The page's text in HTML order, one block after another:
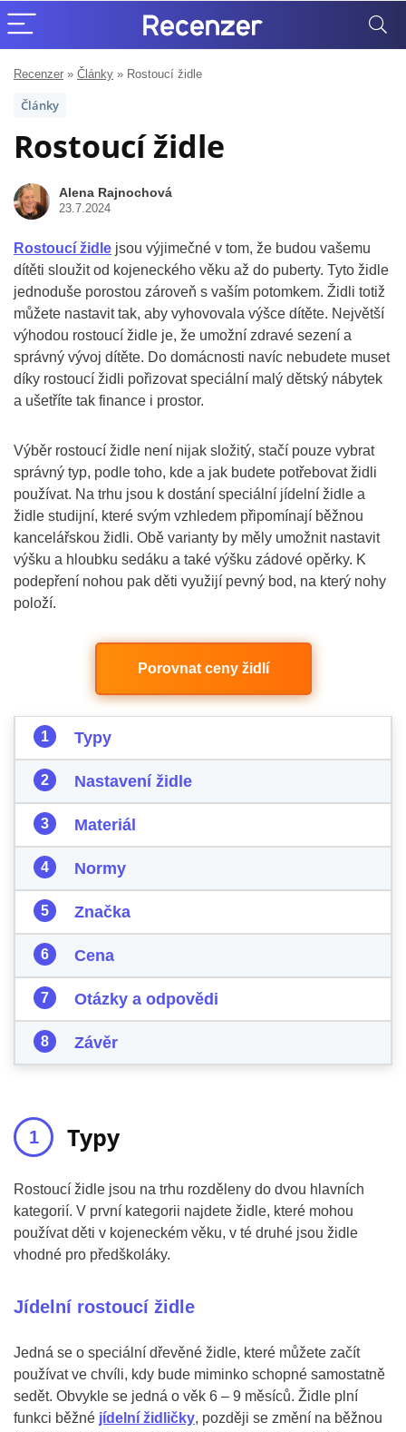
Recenzer » Články » Rostoucí židle
Články
Rostoucí židle
Alena Rajnochová
23.7.2024
Rostoucí židle jsou výjimečné v tom, že budou vašemu
dítěti sloužit od kojeneckého věku až do puberty. Tyto židle
jednoduše porostou zároveň s vaším potomkem. Židli totiž
můžete nastavit tak, aby vyhovovala výšce dítěte. Největší
výhodou rostoucí židle je, že umožní zdravé sezení a
správný vývoj dítěte. Do domácnosti navíc nebudete muset
díky rostoucí židli pořizovat speciální malý dětský nábytek
a ušetříte tak finance i prostor.
Výběr rostoucí židle není nijak složitý, stačí pouze vybrat
správný typ, podle toho, kde a jak budete potřebovat židli
používat. Na trhu jsou k dostání speciální jídelní židle a
židle studijní, které svým vzhledem připomínají běžnou
kancelářskou židli. Obě varianty by měly umožnit nastavit
výšku a hloubku sedáku a také výšku zádové opěrky. K
podepření nohou pak děti využijí pevný bod, na který nohy
položí.
Porovnat ceny židlí
Typy
Nastavení židle
Materiál
Normy
Značka
Cena
Otázky a odpovědi
Závěr
Typy
Rostoucí židle jsou na trhu rozděleny do dvou hlavních
kategorií. V první kategorii najdete židle, které mohou
používat děti v kojeneckém věku, v té druhé jsou židle
vhodné pro předškoláky.
Jídelní rostoucí židle
Jedná se o speciální dřevěné židle, které můžete začít
používat ve chvíli, kdy bude miminko schopné samostatně
sedět. Obvykle se jedná o věk 6 – 9 měsíců. Židle plní
funkci běžné jídelní židličky, později se změní na běžnou